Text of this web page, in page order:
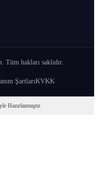
Tüm hakları saklıdır.
ŞartlarıKVKK
Hazırlanmıştır.